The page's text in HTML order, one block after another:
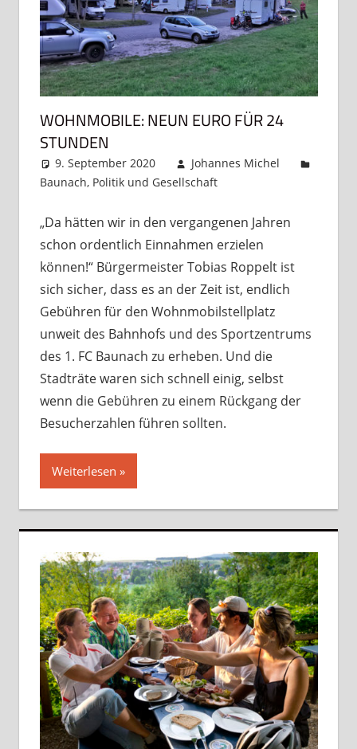
WOHNMOBILE: NEUN EURO FÜR 24
STUNDEN
9. September 2020
Johannes Michel
Baunach, Politik und Gesellschaft
„Da hätten wir in den vergangenen Jahren
schon ordentlich Einnahmen erzielen
können!“ Bürgermeister Tobias Roppelt ist
sich sicher, dass es an der Zeit ist, endlich
Gebühren für den Wohnmobilstellplatz
unweit des Bahnhofs und des Sportzentrums
des 1. FC Baunach zu erheben. Und die
Stadträte waren sich schnell einig, selbst
wenn die Gebühren zu einem Rückgang der
Besucherzahlen führen sollten.
Weiterlesen